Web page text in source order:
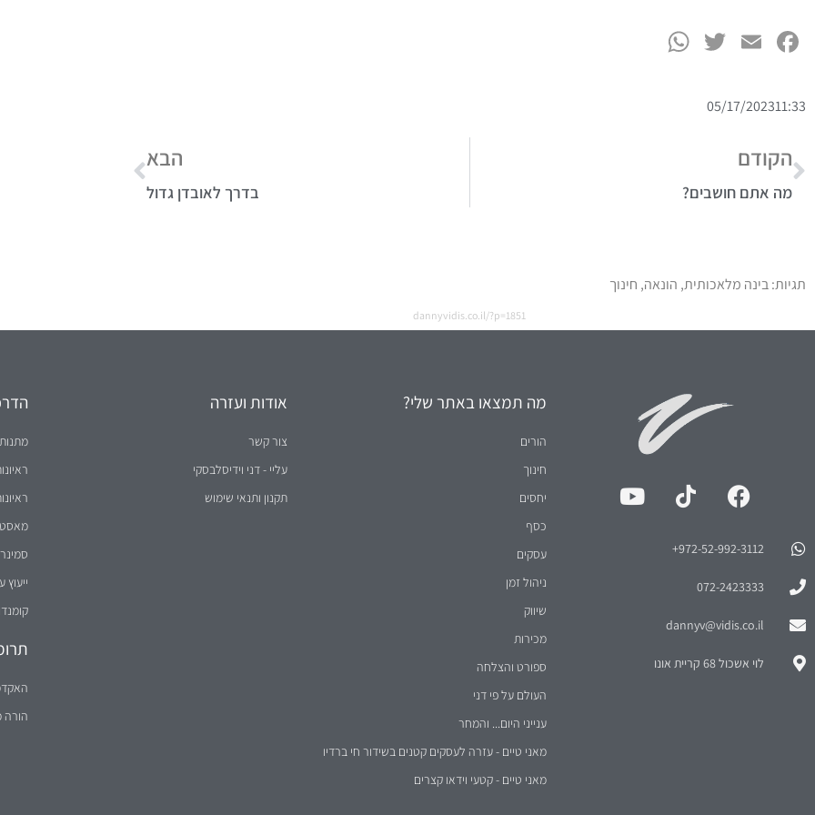
Facebook
Email
Twitter
11:33
05/17/2023
הקודם
מה אתם חושבים?
הבא
בדרך לאובדן גדול
תגיות:בינה מלאכותית, הונאה, חינוך
dannyvidis.co.il/?p=1851
972-52-992-3112⁩+
072-2423333
dannyv@vidis.co.il
לוי אשכול 68 קריית אונו
מה תמצאו באתר שלי?
הורים
חינוך
יחסים
כסף
עסקים
ניהול זמן
שיווק
מכירות
ספורט והצלחה
העולם על פי דני
ענייני היום... והמחר
מאני טיים - עזרה לעסקים קטנים בשידור חי ברדיו
מאני טיים - קטעי וידאו קצרים
אודות ועזרה
צור קשר
עליי - דני וידיסלבסקי
תקנון ותנאי שימוש
מתנות
ייעוץ
הורה